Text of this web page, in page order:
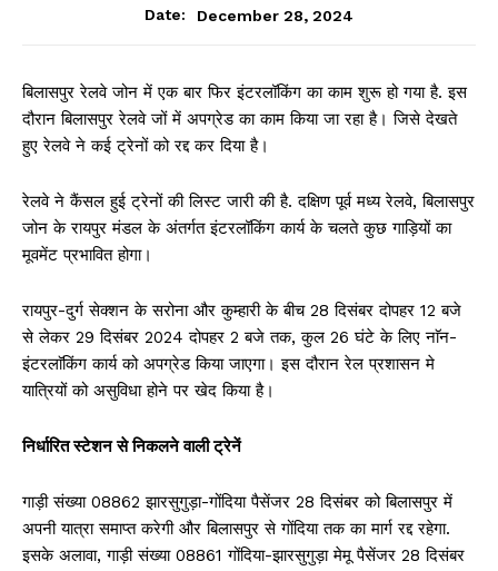
Date:
December 28, 2024
बिलासपुर रेलवे जोन में एक बार फिर इंटरलॉकिंग का काम शुरू हो गया है. इस
दौरान बिलासपुर रेलवे जों में अपग्रेड का काम किया जा रहा है। जिसे देखते
हुए रेलवे ने कई ट्रेनों को रद्द कर दिया है।
रेलवे ने कैंसल हुई ट्रेनों की लिस्ट जारी की है. दक्षिण पूर्व मध्य रेलवे, बिलासपुर
जोन के रायपुर मंडल के अंतर्गत इंटरलॉकिंग कार्य के चलते कुछ गाड़ियों का
मूवमेंट प्रभावित होगा।
रायपुर-दुर्ग सेक्शन के सरोना और कुम्हारी के बीच 28 दिसंबर दोपहर 12 बजे
से लेकर 29 दिसंबर 2024 दोपहर 2 बजे तक, कुल 26 घंटे के लिए नाॅन-
इंटरलाॅकिंग कार्य को अपग्रेड किया जाएगा। इस दौरान रेल प्रशासन मे
यात्रियों को असुविधा होने पर खेद किया है।
निर्धारित स्टेशन से निकलने वाली ट्रेनें
गाड़ी संख्या 08862 झारसुगुड़ा-गोंदिया पैसेंजर 28 दिसंबर को बिलासपुर में
अपनी यात्रा समाप्त करेगी और बिलासपुर से गोंदिया तक का मार्ग रद्द रहेगा.
इसके अलावा, गाड़ी संख्या 08861 गोंदिया-झारसुगुड़ा मेमू पैसेंजर 28 दिसंबर